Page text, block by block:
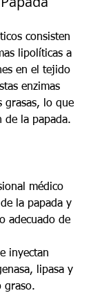
consisten
lipolíticas a
en el tejido
enzimas
grasas, lo que
de la papada.
médico
la papada y
adecuado de
inyectan
lipasa y
graso.